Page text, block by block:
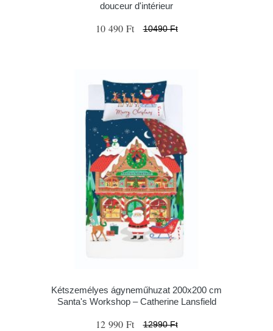
douceur d'intérieur
10 490 Ft 10490 Ft
Kétszemélyes ágyneműhuzat 200x200 cm
Santa's Workshop – Catherine Lansfield
12 990 Ft 12990 Ft